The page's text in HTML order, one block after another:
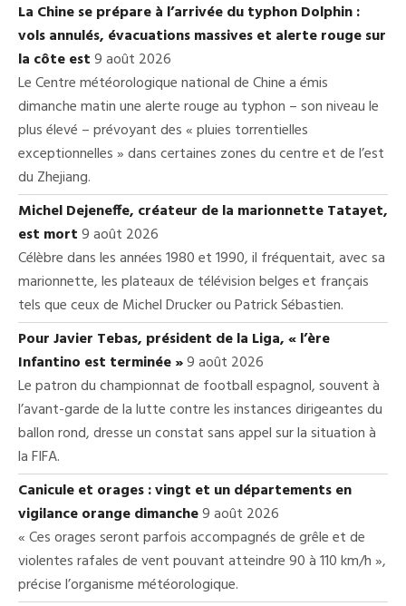
La Chine se prépare à l’arrivée du typhon Dolphin :
vols annulés, évacuations massives et alerte rouge sur
la côte est9 août 2026
Le Centre météorologique national de Chine a émis
dimanche matin une alerte rouge au typhon – son niveau le
plus élevé – prévoyant des « pluies torrentielles
exceptionnelles » dans certaines zones du centre et de l’est
du Zhejiang.
Michel Dejeneffe, créateur de la marionnette Tatayet,
est mort9 août 2026
Célèbre dans les années 1980 et 1990, il fréquentait, avec sa
marionnette, les plateaux de télévision belges et français
tels que ceux de Michel Drucker ou Patrick Sébastien.
Pour Javier Tebas, président de la Liga, « l’ère
Infantino est terminée »9 août 2026
Le patron du championnat de football espagnol, souvent à
l’avant-garde de la lutte contre les instances dirigeantes du
ballon rond, dresse un constat sans appel sur la situation à
la FIFA.
Canicule et orages : vingt et un départements en
vigilance orange dimanche9 août 2026
« Ces orages seront parfois accompagnés de grêle et de
violentes rafales de vent pouvant atteindre 90 à 110 km/h »,
précise l’organisme météorologique.